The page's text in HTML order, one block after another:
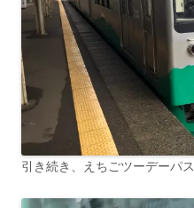
引き続き、えちごツーデーパス